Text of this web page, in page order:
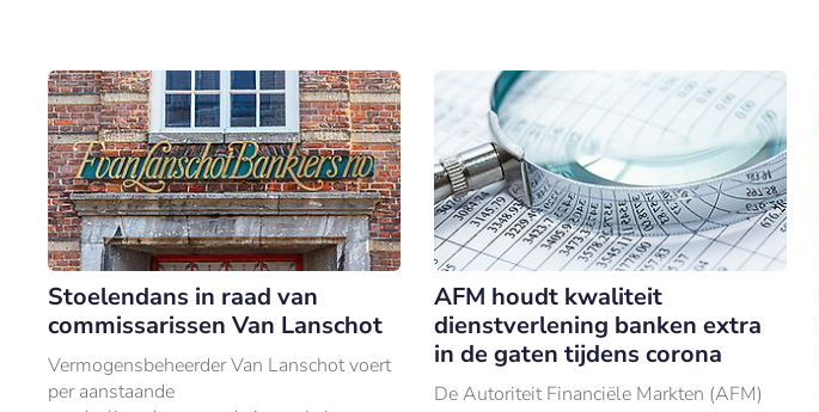
Stoelendans in raad van
commissarissen Van Lanschot
Vermogensbeheerder Van Lanschot voert
per aanstaande
AFM houdt kwaliteit
dienstverlening banken extra
in de gaten tijdens corona
De Autoriteit Financiële Markten (AFM)